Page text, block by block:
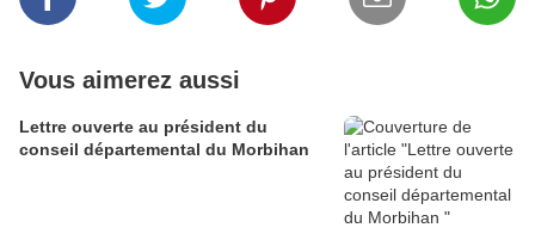
Vous aimerez aussi
Lettre ouverte au président du
conseil départemental du Morbihan